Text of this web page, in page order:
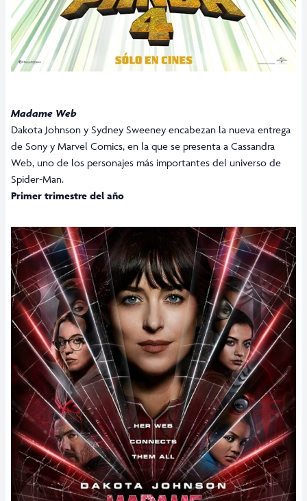
Madame Web
Dakota Johnson y Sydney Sweeney encabezan la nueva entrega
de Sony y Marvel Comics, en la que se presenta a Cassandra
Web, uno de los personajes más importantes del universo de
Spider-Man.
Primer trimestre del año